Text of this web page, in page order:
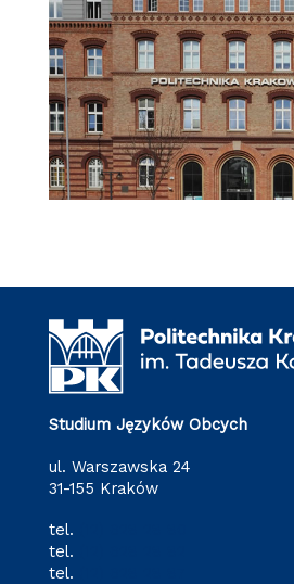
Studium Języków Obcych
ul. Warszawska 24
31-155 Kraków
tel.
tel.
tel.